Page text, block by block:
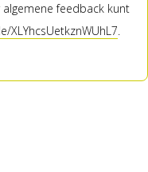
feedback kunt
XLYhcsUetkznWUhL7.